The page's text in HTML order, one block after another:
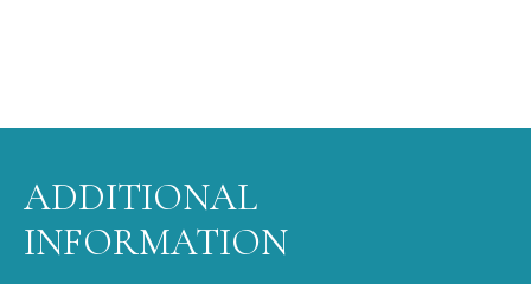
ADDITIONAL
INFORMATION